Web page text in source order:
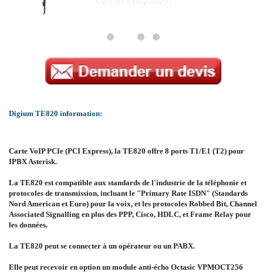
Digium TE820 information:
Carte VoIP PCIe (PCI Express), la TE820 offre 8 ports T1/E1 (T2) pour
IPBX Asterisk.
La TE820 est compatible aux standards de l'industrie de la téléphonie et
protocoles de transmission, incluant le "Primary Rate ISDN" (Standards
Nord American et Euro) pour la voix, et les protocoles Robbed Bit, Channel
Associated Signalling en plus des PPP, Cisco, HDLC, et Frame Relay pour
les données.
La TE820 peut se connecter à un opérateur ou un PABX.
Elle peut recevoir en option un module anti-écho Octasic VPMOCT256